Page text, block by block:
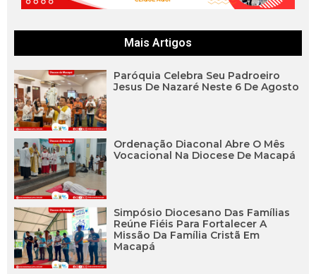
Mais Artigos
Paróquia Celebra Seu Padroeiro
Jesus De Nazaré Neste 6 De Agosto
Ordenação Diaconal Abre O Mês
Vocacional Na Diocese De Macapá
Simpósio Diocesano Das Famílias
Reúne Fiéis Para Fortalecer A
Missão Da Família Cristã Em
Macapá